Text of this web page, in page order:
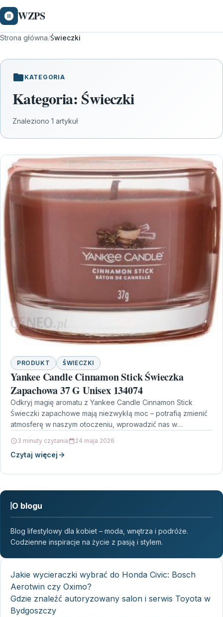
WZPS
Strona główna/Świeczki
KATEGORIA
Kategoria: Świeczki
Znaleziono 1 artykuł
PRODUKT ŚWIECZKI
Yankee Candle Cinnamon Stick Świeczka
Zapachowa 37 G Unisex 134074
Odkryj magię aromatu z Yankee Candle Cinnamon Stick
Świeczki zapachowe mają niezwykłą moc – potrafią zmienić
atmosferę w naszym otoczeniu, wprowadzić nas w
3 minuty czytania 24 maja 2026
Czytaj więcej
O blogu
Blog lifestylowy dla kobiet – moda, wnętrza i podróże.
Codzienne inspiracje na życie z pasją i stylem.
Jakie wycieraczki wybrać do Honda Civic: Bosch
Aerotwin czy Oximo?
Gdzie znaleźć autoryzowany salon i serwis Toyota w
Bydgoszczy